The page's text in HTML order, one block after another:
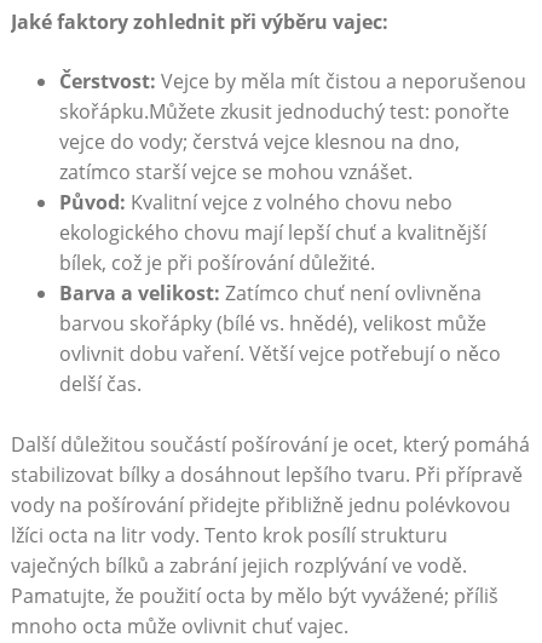
Jaké faktory zohlednit při výběru vajec:
Čerstvost: Vejce by měla mít čistou a neporušenou
skořápku.Můžete zkusit jednoduchý test: ponořte
vejce do vody; čerstvá vejce klesnou na dno,
zatímco starší vejce se mohou vznášet.
Původ: Kvalitní vejce z volného chovu nebo
ekologického chovu mají lepší chuť a kvalitnější
bílek, což je při pošírování důležité.
Barva a velikost: Zatímco chuť není ovlivněna
barvou skořápky (bílé vs. hnědé), velikost může
ovlivnit dobu vaření. Větší vejce potřebují o něco
delší čas.
Další důležitou součástí pošírování je ocet, který pomáhá
stabilizovat bílky a dosáhnout lepšího tvaru. Při přípravě
vody na pošírování přidejte přibližně jednu polévkovou
lžíci octa na litr vody. Tento krok posílí strukturu
vaječných bílků a zabrání jejich rozplývání ve vodě.
Pamatujte, že použití octa by mělo být vyvážené; příliš
mnoho octa může ovlivnit chuť vajec.